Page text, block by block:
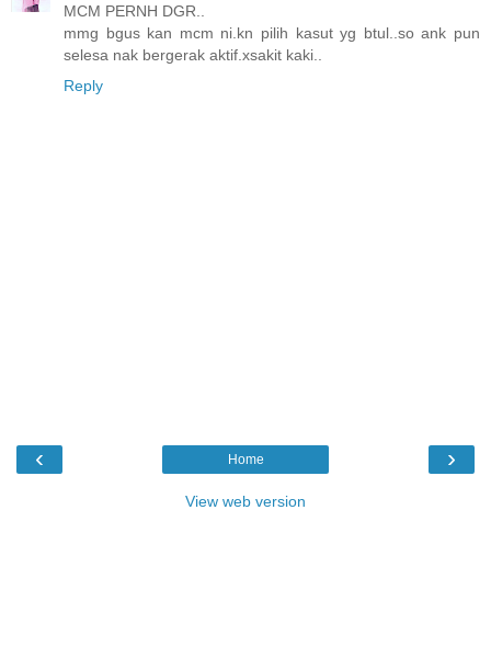
MCM PERNH DGR..
mmg bgus kan mcm ni.kn pilih kasut yg btul..so ank pun
selesa nak bergerak aktif.xsakit kaki..
Reply
‹ ›
Home
View web version